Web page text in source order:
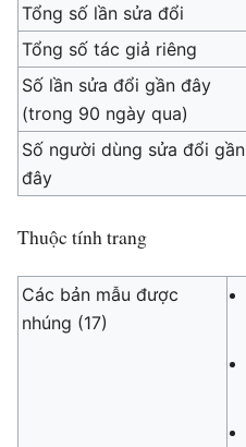
Tổng số lần sửa đổi
Tổng số tác giả riêng
Số lần sửa đổi gần đây
(trong 90 ngày qua)
Số người dùng sửa đổi gần
đây
Thuộc tính trang
Các bản mẫu được
nhúng (17)